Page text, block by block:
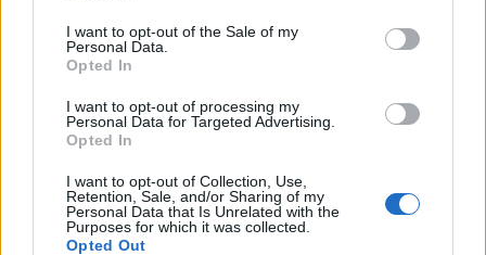
I want to opt-out of the Sale of my
Personal Data.
Opted In
I want to opt-out of processing my
Personal Data for Targeted Advertising.
Opted In
I want to opt-out of Collection, Use,
Retention, Sale, and/or Sharing of my
Personal Data that Is Unrelated with the
Purposes for which it was collected.
Opted Out
Un multiplu campion mondial al Rusiei,
ajuns în pușcărie, s-a dus...